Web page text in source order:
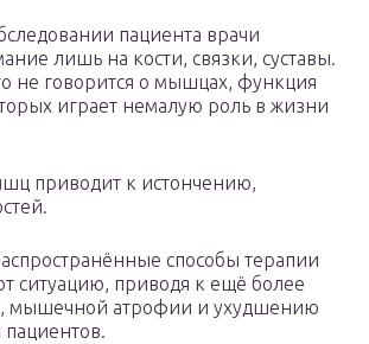
пациента врачи
лишь на кости, связки, суставы.
не говорится о мышцах, функция
играет немалую роль в жизни
приводит к истончению,
способы терапии
ситуацию, приводя к ещё более
мышечной атрофии и ухудшению
пациентов.